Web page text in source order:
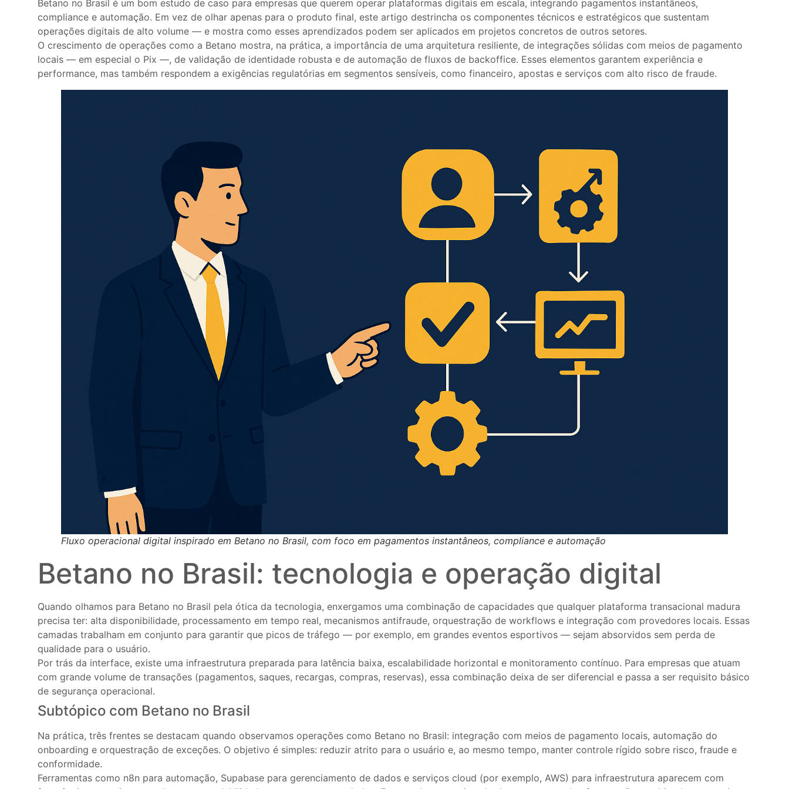
Betano no Brasil é um bom estudo de caso para empresas que querem operar plataformas digitais em escala, integrando pagamentos instantâneos,
compliance e automação. Em vez de olhar apenas para o produto final, este artigo destrincha os componentes técnicos e estratégicos que sustentam
operações digitais de alto volume — e mostra como esses aprendizados podem ser aplicados em projetos concretos de outros setores.
O crescimento de operações como a Betano mostra, na prática, a importância de uma arquitetura resiliente, de integrações sólidas com meios de pagamento
locais — em especial o Pix —, de validação de identidade robusta e de automação de fluxos de backoffice. Esses elementos garantem experiência e
performance, mas também respondem a exigências regulatórias em segmentos sensíveis, como financeiro, apostas e serviços com alto risco de fraude.
Fluxo operacional digital inspirado em Betano no Brasil, com foco em pagamentos instantâneos, compliance e automação
Betano no Brasil: tecnologia e operação digital
Quando olhamos para Betano no Brasil pela ótica da tecnologia, enxergamos uma combinação de capacidades que qualquer plataforma transacional madura
precisa ter: alta disponibilidade, processamento em tempo real, mecanismos antifraude, orquestração de workflows e integração com provedores locais. Essas
camadas trabalham em conjunto para garantir que picos de tráfego — por exemplo, em grandes eventos esportivos — sejam absorvidos sem perda de
qualidade para o usuário.
Por trás da interface, existe uma infraestrutura preparada para latência baixa, escalabilidade horizontal e monitoramento contínuo. Para empresas que atuam
com grande volume de transações (pagamentos, saques, recargas, compras, reservas), essa combinação deixa de ser diferencial e passa a ser requisito básico
de segurança operacional.
Subtópico com Betano no Brasil
Na prática, três frentes se destacam quando observamos operações como Betano no Brasil: integração com meios de pagamento locais, automação do
onboarding e orquestração de exceções. O objetivo é simples: reduzir atrito para o usuário e, ao mesmo tempo, manter controle rígido sobre risco, fraude e
conformidade.
Ferramentas como n8n para automação, Supabase para gerenciamento de dados e serviços cloud (por exemplo, AWS) para infraestrutura aparecem com